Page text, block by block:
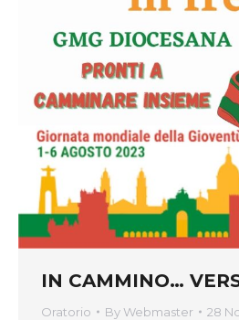
IN CAMMINO…
Oratorio By Webmaster 28